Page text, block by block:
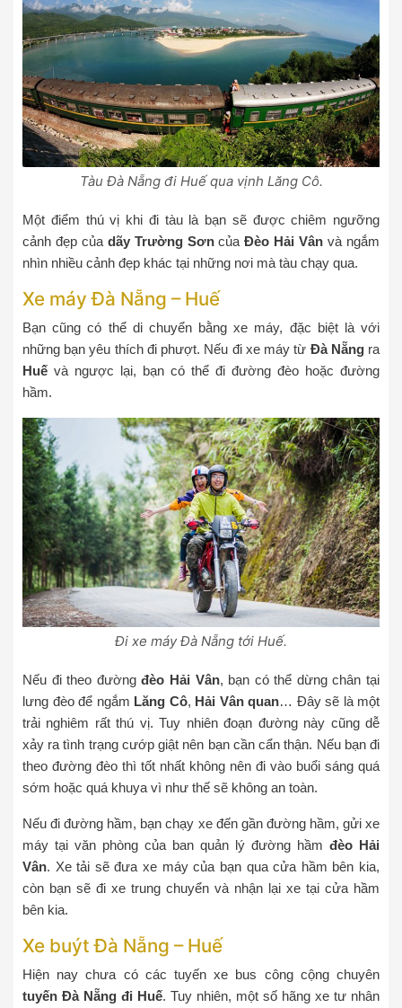
Tàu Đà Nẵng đi Huế qua vịnh Lăng Cô.
Một điểm thú vị khi đi tàu là bạn sẽ được chiêm ngưỡng
cảnh đẹp của dãy Trường SơncủaĐèo Hải Vân và ngắm
nhìn nhiều cảnh đẹp khác tại những nơi mà tàu chạy qua.
Xe máy Đà Nẵng – Huế
Bạn cũng có thể di chuyển bằng xe máy, đặc biệt là với
những bạn yêu thích đi phượt. Nếu đi xe máy từ Đà Nẵngra
Huế và ngược lại, bạn có thể đi đường đèo hoặc đường
hầm.
Đi xe máy Đà Nẵng tới Huế.
Nếu đi theo đườngđèo Hải Vân, bạn có thể dừng chân tại
lưng đèo để ngắm Lăng Cô, Hải Vân quan… Đây sẽ là một
trải nghiêm rất thú vị. Tuy nhiên đoạn đường này cũng dễ
xảy ra tình trạng cướp giật nên bạn cần cẩn thận. Nếu bạn đi
theo đường đèo thì tốt nhất không nên đi vào buổi sáng quá
sớm hoặc quá khuya vì như thế sẽ không an toàn.
Nếu đi đường hầm, bạn chạy xe đến gần đường hầm, gửi xe
máy tại văn phòng của ban quản lý đường hầm đèo Hải
Vân. Xe tải sẽ đưa xe máy của bạn qua cửa hầm bên kia,
còn bạn sẽ đi xe trung chuyển và nhận lại xe tại cửa hầm
bên kia.
Xe buýt Đà Nẵng – Huế
Hiện nay chưa có các tuyến xe bus công cộng chuyên
tuyến Đà Nẵng đi Huế. Tuy nhiên, một số hãng xe tư nhân